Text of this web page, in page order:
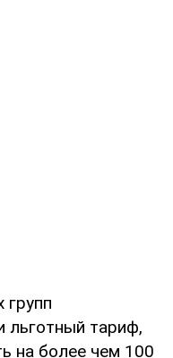
групп
льготный тариф,
на более чем 100